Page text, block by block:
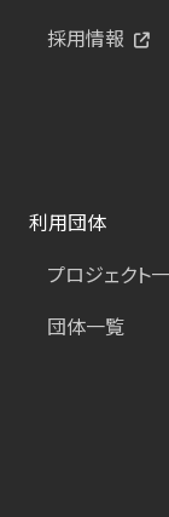
採用情報
利用団体
プロジェクト
団体一覧